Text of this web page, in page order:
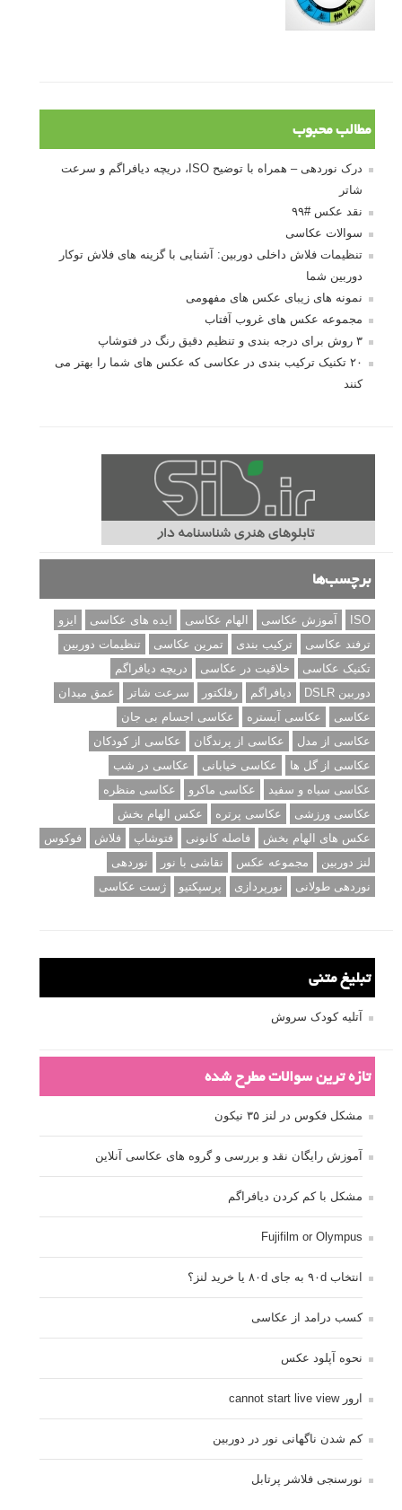
مطالب محبوب
درک نوردهی – همراه با توضیح ISO، دریچه دیافراگم و سرعت
شاتر
نقد عکس #۹۹
سوالات عکاسی
تنظیمات فلاش داخلی دوربین: آشنایی با گزینه های فلاش توکار
دوربین شما
نمونه های زیبای عکس های مفهومی
مجموعه عکس های غروب آفتاب
۳ روش برای درجه بندی و تنظیم دقیق رنگ در فتوشاپ
۲۰ تکنیک ترکیب بندی در عکاسی که عکس های شما را بهتر می
کنند
برچسب‌ها
ISO آموزش عکاسی الهام عکاسی ایده های عکاسی
ایزو
ترفند عکاسی
ترکیب بندی تمرین عکاسی
تنظیمات دوربین
تکنیک عکاسی
خلاقیت در عکاسی
دریچه دیافراگم
دوربین DSLR
دیافراگم رفلکتور سرعت شاتر
عمق میدان
عکاسی
عکاسی آبستره
عکاسی اجسام بی جان
عکاسی از مدل
عکاسی از پرندگان
عکاسی از کودکان
عکاسی از گل ها
عکاسی خیابانی
عکاسی در شب
عکاسی سیاه و سفید
عکاسی ماکرو
عکاسی منظره
عکاسی ورزشی
عکاسی پرتره
عکس الهام بخش
عکس های الهام بخش
فاصله کانونی فتوشاپ فلاش
فوکوس
لنز دوربین
مجموعه عکس نقاشی با نور
نوردهی
نوردهی طولانی
نورپردازی پرسپکتیو ژست عکاسی
تبلیغ متنی
آتلیه کودک سروش
تازه ترین سوالات مطرح شده
مشکل فکوس در لنز ۳۵ نیکون
آموزش رایگان نقد و بررسی و گروه های عکاسی آنلاین
مشکل با کم کردن دیافراگم
Fujifilm or Olympus
انتخاب ۹۰d به جای ۸۰d یا خرید لنز؟
کسب درامد از عکاسی
نحوه آپلود عکس
ارور cannot start live view
کم شدن ناگهانی نور در دوربین
نورسنجی فلاشر پرتابل